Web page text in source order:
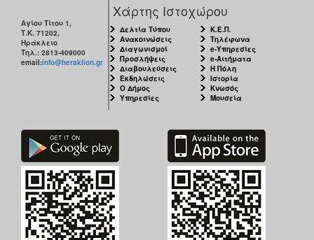
ΔΗΜΟΣ
ΠΟΛΗ
Αγίου Τίτου 1,
Τ.Κ. 71202,
Ηράκλειο
Τηλ.: 2813-409000
email:info@heraklion.gr
Χάρτης Ιστοχώρου
Δελτία Τύπου
Ανακοινώσεις
Διαγωνισμοί
Προσλήψεις
Διαβουλεύσεις
Εκδηλώσεις
Ο Δήμος
Υπηρεσίες
Κ.Ε.Π.
Τηλέφωνα
e-Υπηρεσίες
e-Αιτήματα
Η Πόλη
Ιστορία
Κνωσός
Μουσεία